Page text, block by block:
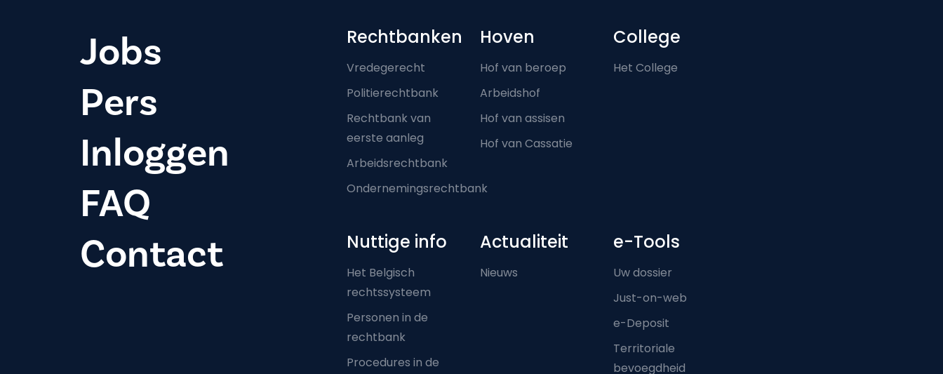
Jobs
Pers
Inloggen
FAQ
Contact
Footer-menu
Rechtbanken
Vredegerecht
Politierechtbank
Rechtbank van
eerste aanleg
Arbeidsrechtbank
Ondernemingsrechtbank
Hoven
Hof van beroep
Arbeidshof
Hof van assisen
Hof van Cassatie
College
Het College
Nuttige info
Het Belgisch
rechtssysteem
Personen in de
rechtbank
Procedures in de
Actualiteit
Nieuws
e-Tools
Uw dossier
Just-on-web
e-Deposit
Territoriale
bevoegdheid